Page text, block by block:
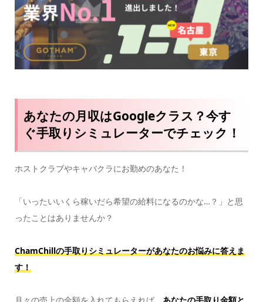
あなたの月収はGoogleクラス？今す
ぐ手取りシミュレーターでチェック！
ホストクラブやキャバクラにお勤めのあなた！
「いったいいくら稼いだら希望の給料になるのかな…？」と思
ったことはありませんか？
ChamChillの手取りシミュレーターがあなたのお悩みに答えま
す！